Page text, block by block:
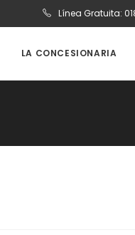
Línea Gratuita:
LA CONCESIONARIA